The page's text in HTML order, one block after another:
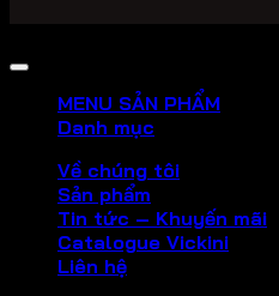
MENU SẢN PHẨM
Danh mục
Về chúng tôi
Sản phẩm
Tin tức – Khuyến mãi
Catalogue Vickini
Liên hệ